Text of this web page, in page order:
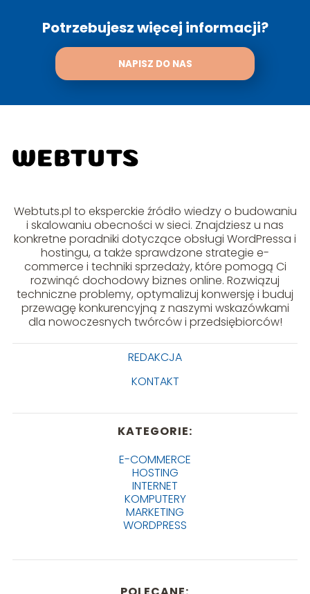
Potrzebujesz więcej informacji?
NAPISZ DO NAS
Webtuts.pl to eksperckie źródło wiedzy o budowaniu
i skalowaniu obecności w sieci. Znajdziesz u nas
konkretne poradniki dotyczące obsługi WordPressa i
hostingu, a także sprawdzone strategie e-
commerce i techniki sprzedaży, które pomogą Ci
rozwinąć dochodowy biznes online. Rozwiązuj
techniczne problemy, optymalizuj konwersję i buduj
przewagę konkurencyjną z naszymi wskazówkami
dla nowoczesnych twórców i przedsiębiorców!
REDAKCJA
KONTAKT
KATEGORIE:
E-COMMERCE
HOSTING
INTERNET
KOMPUTERY
MARKETING
WORDPRESS